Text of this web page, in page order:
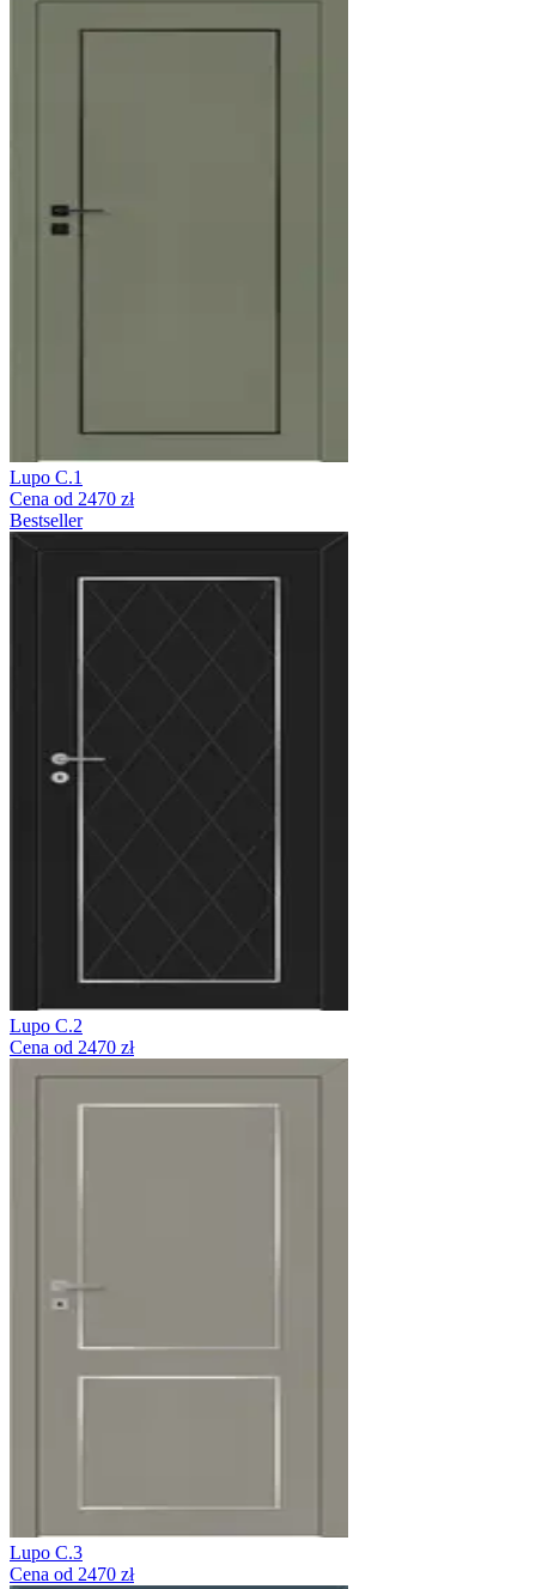
Lupo C.1
Cena od 2470 zł
Bestseller
Lupo C.2
Cena od 2470 zł
Lupo C.3
Cena od 2470 zł